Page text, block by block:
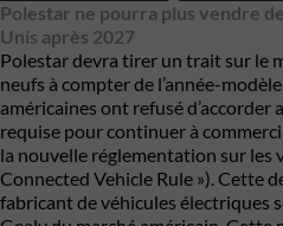
Polestar ne pourra plus vendre
Unis après 2027
Polestar devra tirer un trait sur le
neufs à compter de l’année-
américaines ont refusé
requise pour continuer à
la nouvelle réglementation sur les
Connected Vehicle Rule »). Cette
fabricant de véhicules électriques